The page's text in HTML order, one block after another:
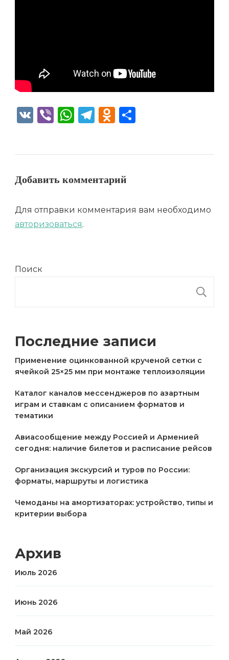
VK ViberWhatsApp
Telegram
Odnoklassniki
Добавить комментарий
Для отправки комментария вам необходимо
авторизоваться.
Поиск
Последние записи
Применение оцинкованной крученой сетки с
ячейкой 25×25 мм при монтаже теплоизоляции
Каталог каналов мессенджеров по азартным
играм и ставкам с описанием форматов и
тематики
Авиасообщение между Россией и Арменией
сегодня: наличие билетов и расписание рейсов
Организация экскурсий и туров по России:
форматы, маршруты и логистика
Чемоданы на амортизаторах: устройство, типы и
критерии выбора
Архив
Июль 2026
Июнь 2026
Май 2026